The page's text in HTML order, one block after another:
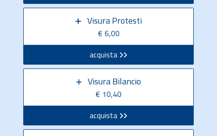
Visura Protesti
€ 6,00
acquista
Visura Bilancio
€ 10,40
acquista